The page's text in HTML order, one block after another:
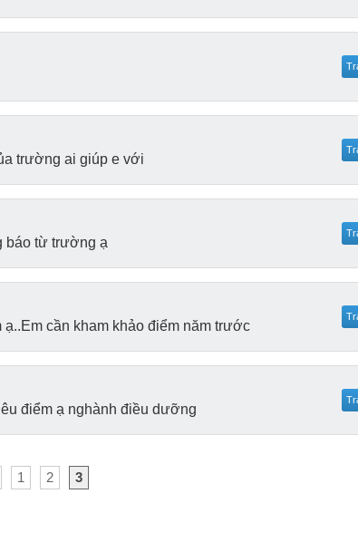
trường ai giúp e với
báo từ trường ạ
cần kham khảo điểm năm trước
điểm ạ nghành điều dưỡng
1 2 3